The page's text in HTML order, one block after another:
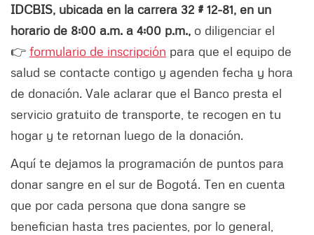
IDCBIS, ubicada en la carrera 32 # 12-81, en un
horario de 8:00 a.m. a 4:00 p.m., o diligenciar el
👉 formulario de inscripción para que el equipo de
salud se contacte contigo y agenden fecha y hora
de donación. Vale aclarar que el Banco presta el
servicio gratuito de transporte, te recogen en tu
hogar y te retornan luego de la donación.
Aquí te dejamos la programación de puntos para
donar sangre en el sur de Bogotá. Ten en cuenta
que por cada persona que dona sangre se
benefician hasta tres pacientes, por lo general,